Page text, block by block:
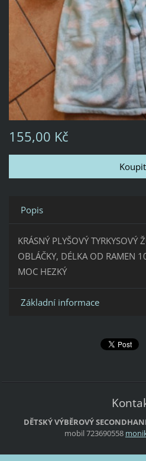
155,00 Kč
Popis
KRÁSNÝ PLYŠOVÝ TYRKYSOVÝ
OBLÁČKY, DÉLKA OD RAMEN
MOC HEZKÝ
Základní informace
DĚTSKÝ VÝBĚROVÝ
mobil 723690558